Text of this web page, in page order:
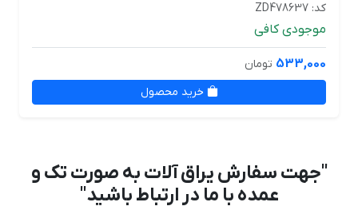
کد: ZD478637
موجودی کافی
533,000 تومان
خرید محصول
"جهت سفارش یراق آلات به صورت تک و
عمده با ما در ارتباط باشید"